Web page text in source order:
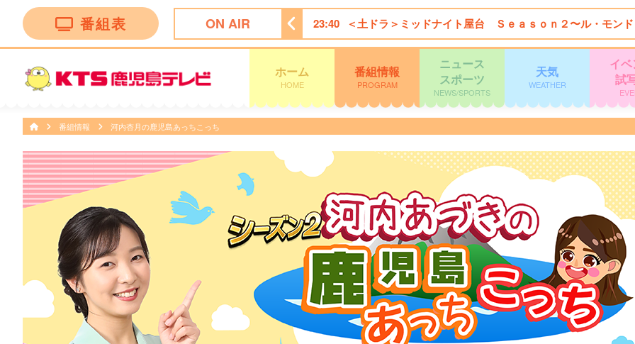
番組表 ON AIR
えた！ドッキリＧＰ さんまのお笑い向上委員会 23:40 ＜土ドラ＞ミッドナイト屋台 Ｓｅａｓｏｎ２〜ル・モン
ホーム
HOME
番組情報
PROGRAM
ニュース
スポーツ
NEWS/SPORTS
天気
WEATHER
イベ
試
番組情報 河内杏月の鹿児島あっちこっち